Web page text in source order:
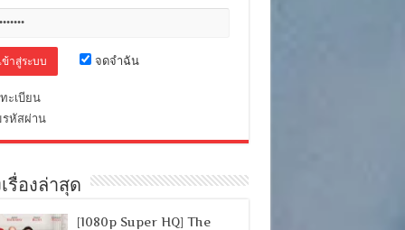
จดจำฉัน
ะเบียน
หัสผ่าน
รื่องล่าสุด
[1080p Super HQ] The